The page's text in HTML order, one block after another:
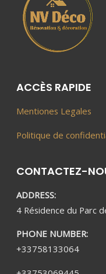
ACCÈS RAPIDE
Mentiones Legales
Politique de
CONTACTEZ-
ADDRESS:
4 Résidence du Parc
PHONE NUMBER:
+33758133064